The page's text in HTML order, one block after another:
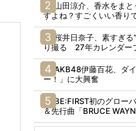
山田涼介、香水をまと
すよね？すごくいい香り
桜井日奈子、素すぎる“
り撮る 27年カレンダー
AKB48伊藤百花、ダイ
ー！」に大興奮
BE:FIRST初のグローバ
＆先行曲「BRUCE